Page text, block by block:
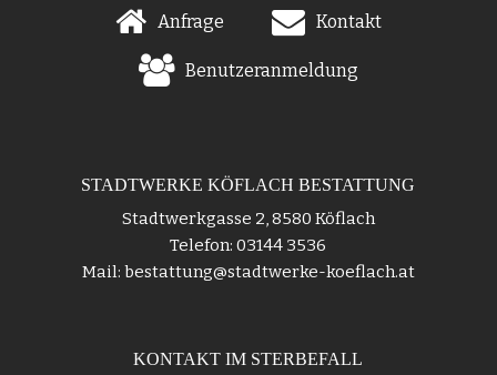
Anfrage Kontakt
Benutzeranmeldung
STADTWERKE KÖFLACH BESTATTUNG
Stadtwerkgasse 2, 8580 Köflach
Telefon: 03144 3536
Mail: bestattung@stadtwerke-koeflach.at
KONTAKT IM STERBEFALL